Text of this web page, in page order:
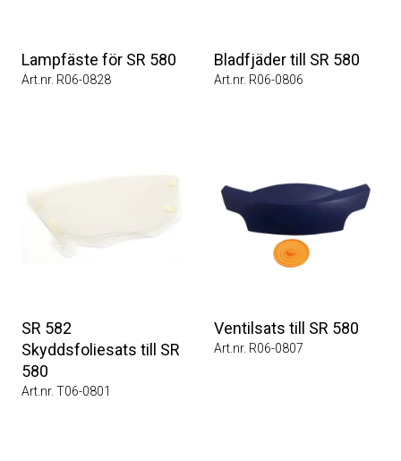
Lampfäste för SR 580
Art.nr. R06-0828
Bladfjäder till SR 580
Art.nr. R06-0806
SR 582
Skyddsfoliesats till SR
580
Art.nr. T06-0801
Ventilsats till SR 580
Art.nr. R06-0807